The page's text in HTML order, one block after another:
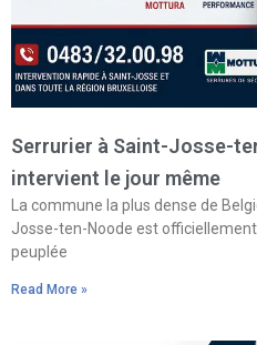
Serrurier à Saint-Josse-
intervient le jour même
La commune la plus dense de
Josse-ten-Noode est
peuplée
Read More »